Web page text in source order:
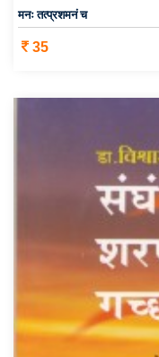
मनः तत्प्रशमनं च
35